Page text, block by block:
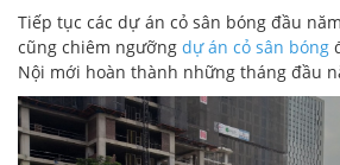
Tiếp tục các dự án cỏ sân bóng đầu
cũng chiêm ngưỡng dự án cỏ sân bóng
Nội mới hoàn thành những tháng đầu